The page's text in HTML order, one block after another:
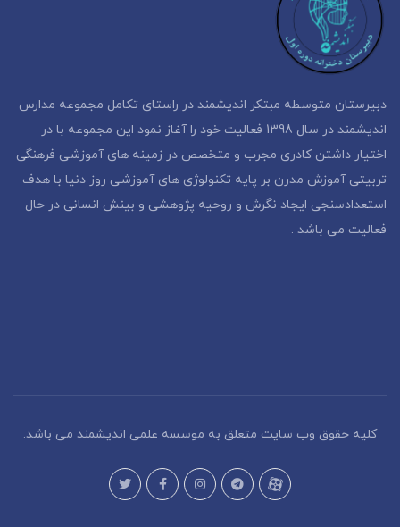
دبیرستان متوسطه مبتکر اندیشمند در راستای تکامل مجموعه مدارس
اندیشمند در سال 1398 فعالیت خود را آغاز نمود این مجموعه با در
اختیار داشتن کادری مجرب و متخصص در زمینه های آموزشی فرهنگی
تربیتی آموزش مدرن بر پایه تکنولوژی های آموزشی روز دنیا با هدف
استعدادسنجی ایجاد نگرش و روحیه پژوهشی و بینش انسانی در حال
فعالیت می باشد .
کلیه حقوق وب سایت متعلق به موسسه علمی اندیشمند می باشد.